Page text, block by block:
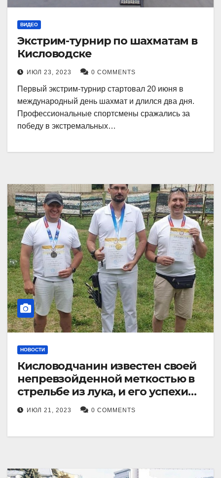
ВИДЕО
Экстрим-турнир по шахматам в
Кисловодске
ИЮЛ 23, 2023 0 COMMENTS
Первый экстрим-турнир стартовал 20 июня в
международный день шахмат и длился два дня.
Профессиональные спортсмены сражались за
победу в экстремальных…
НОВОСТИ
Кисловодчанин известен своей
непревзойденной меткостью в
стрельбе из лука, и его успехи
прославили его в
Ставропольском крае.
ИЮЛ 21, 2023 0 COMMENTS